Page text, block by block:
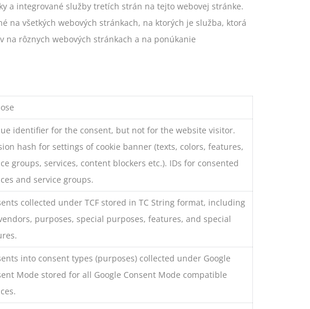
a integrované služby tretích strán na tejto webovej stránke.
na všetkých webových stránkach, na ktorých je služba, ktorá
rôznych webových stránkach a na ponúkanie
identifier for the consent, but not for the website visitor.
hash for settings of cookie banner (texts, colors, features,
groups, services, content blockers etc.). IDs for consented
and service groups.
collected under TCF stored in TC String format, including
purposes, special purposes, features, and special
into consent types (purposes) collected under Google
Mode stored for all Google Consent Mode compatible